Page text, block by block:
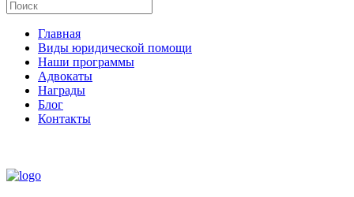
Главная
Виды юридической помощи
Наши программы
Адвокаты
Награды
Блог
Контакты